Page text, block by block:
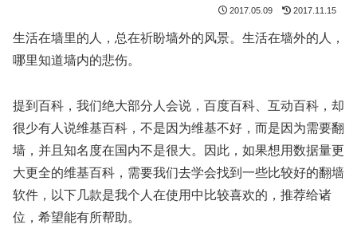
2017.05.09 2017.11.15
生活在墙里的人，总在祈盼墙外的风景。生活在墙外的人，
哪里知道墙内的悲伤。
提到百科，我们绝大部分人会说，百度百科、互动百科，却
很少有人说维基百科，不是因为维基不好，而是因为需要翻
墙，并且知名度在国内不是很大。因此，如果想用数据量更
大更全的维基百科，需要我们去学会找到一些比较好的翻墙
软件，以下几款是我个人在使用中比较喜欢的，推荐给诸
位，希望能有所帮助。